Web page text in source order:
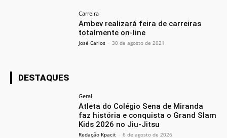
Carreira
Ambev realizará feira de carreiras
totalmente on-line
José Carlos - 30 de agosto de 2021
DESTAQUES
Geral
Atleta do Colégio Sena de Miranda
faz história e conquista o Grand Slam
Kids 2026 no Jiu-Jitsu
Redação Kpacit - 6 de agosto de 2026